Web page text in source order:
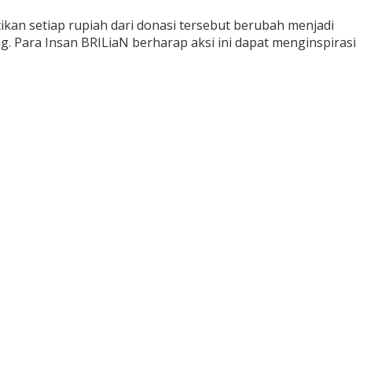
setiap rupiah dari donasi tersebut berubah menjadi
Insan BRILiaN berharap aksi ini dapat menginspirasi